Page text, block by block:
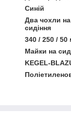
Синій
Два чохли на
сидіння
340 / 250 / 50
Майки на
KEGEL-